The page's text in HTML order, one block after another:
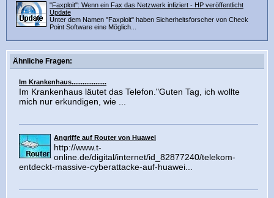
"Faxploit": Wenn ein Fax das Netzwerk infiziert - HP veröffentlicht
Update
Unter dem Namen "Faxploit" haben Sicherheitsforscher von Check
Point Software eine Möglich...
Ähnliche Fragen:
Im Krankenhaus...................
Im Krankenhaus läutet das Telefon."Guten Tag, ich wollte
mich nur erkundigen, wie ...
Angriffe auf Router von Huawei
http://www.t-
online.de/digital/internet/id_82877240/telekom-
entdeckt-massive-cyberattacke-auf-huawei...